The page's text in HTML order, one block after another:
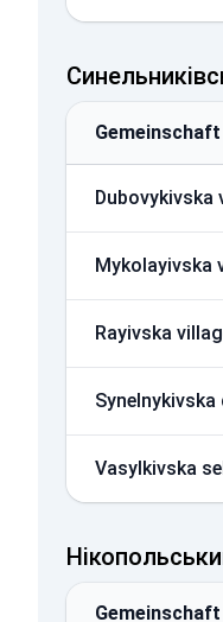
Gemeinschaft
Mykolayivska
Rayivska
Vasylkivska
Gemeinschaft